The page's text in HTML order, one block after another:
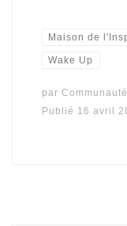
Maison de
Wake Up
par
Publié 16 avril